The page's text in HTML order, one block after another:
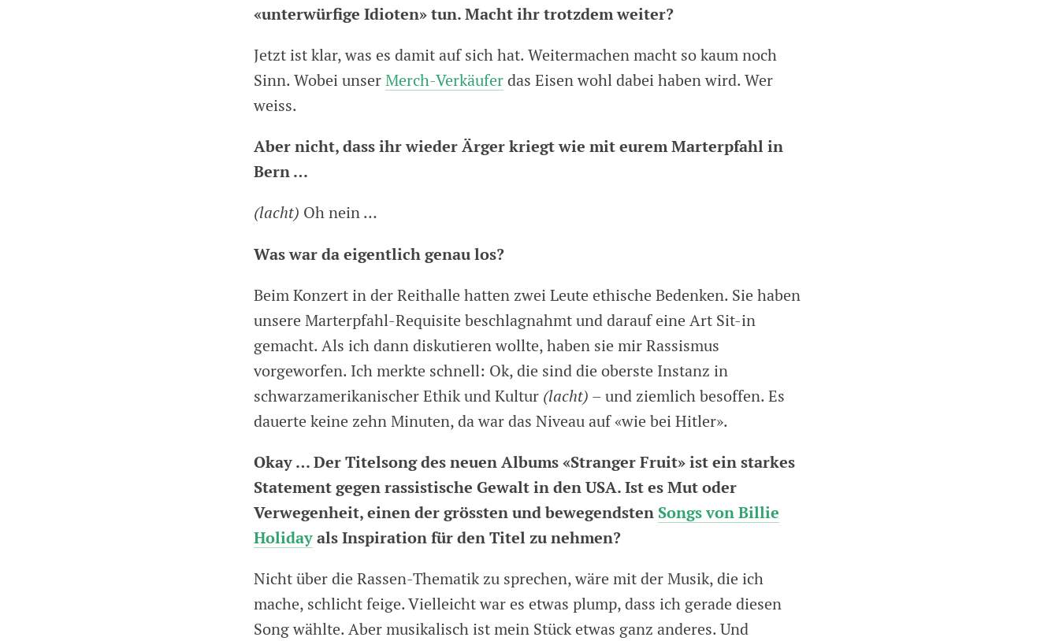
«unterwürfige Idioten» tun. Macht ihr trotzdem weiter?
Jetzt ist klar, was es damit auf sich hat. Weitermachen macht so kaum noch
Sinn. Wobei unserMerch-Verkäuferdas Eisen wohl dabei haben wird. Wer
weiss.
Aber nicht, dass ihr wieder Ärger kriegt wie mit eurem Marterpfahl in
Bern …
(lacht) Oh nein …
Was war da eigentlich genau los?
Beim Konzert in der Reithalle hatten zwei Leute ethische Bedenken. Sie haben
unsere Marterpfahl-Requisite beschlagnahmt und darauf eine Art Sit-in
gemacht. Als ich dann diskutieren wollte, haben sie mir Rassismus
vorgeworfen. Ich merkte schnell: Ok, die sind die oberste Instanz in
schwarzamerikanischer Ethik und Kultur (lacht) – und ziemlich besoffen. Es
dauerte keine zehn Minuten, da war das Niveau auf «wie bei Hitler».
Okay … Der Titelsong des neuen Albums «Stranger Fruit» ist ein starkes
Statement gegen rassistische Gewalt in den USA. Ist es Mut oder
Verwegenheit, einen der grössten und bewegendsten Songs von Billie
Holidayals Inspiration für den Titel zu nehmen?
Nicht über die Rassen-Thematik zu sprechen, wäre mit der Musik, die ich
mache, schlicht feige. Vielleicht war es etwas plump, dass ich gerade diesen
Song wählte. Aber musikalisch ist mein Stück etwas ganz anderes. Und